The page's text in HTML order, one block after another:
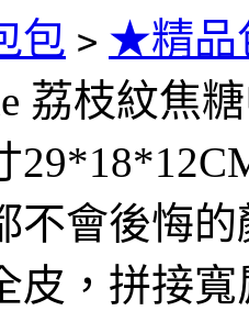
包 > ★精品
荔枝紋焦
不會後悔
皮，拼接